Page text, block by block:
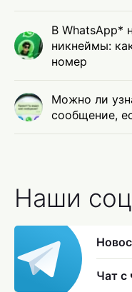
В WhatsApp*
никнеймы:
номер
Можно ли
сообщение,
Наши
Чат с